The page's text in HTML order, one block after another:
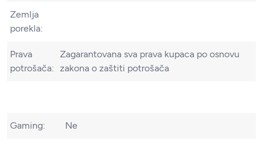
Zemlja
porekla:
Prava
potrošača:
Zagarantovana sva prava kupaca po osnovu
zakona o zaštiti potrošača
Gaming: Ne